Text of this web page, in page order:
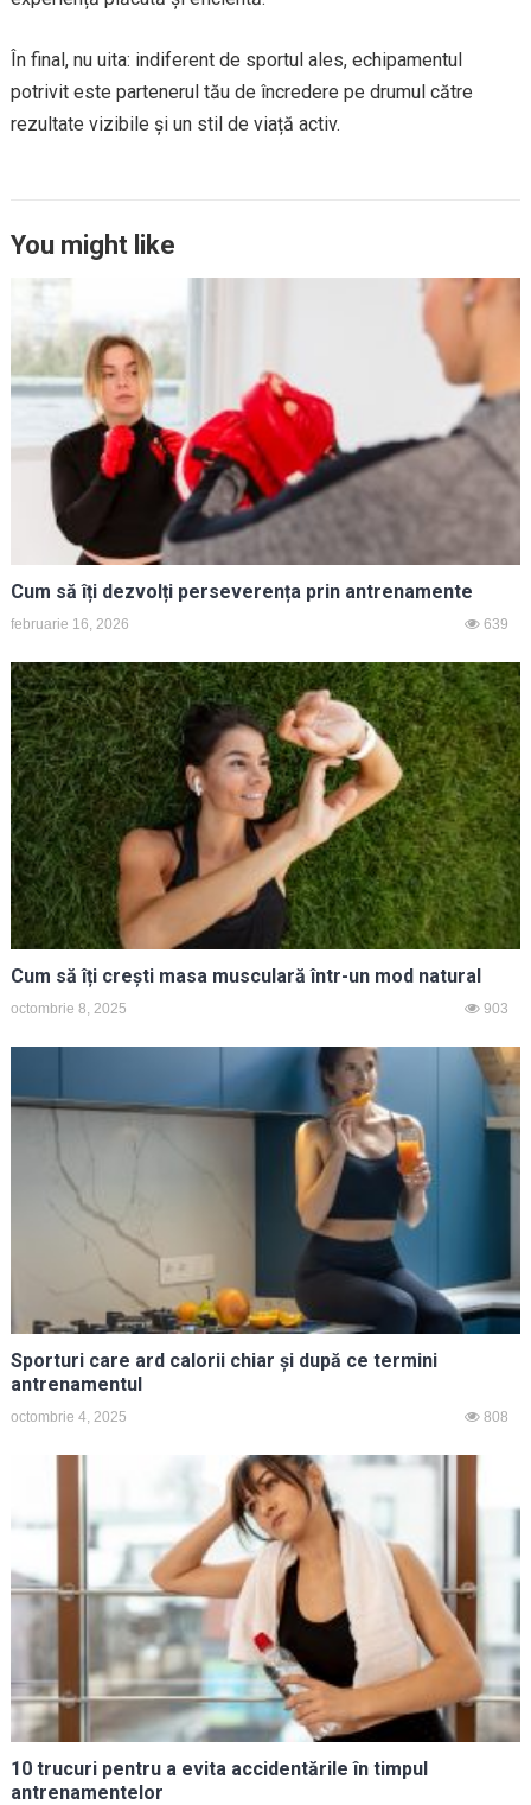
În final, nu uita: indiferent de sportul ales, echipamentul
potrivit este partenerul tău de încredere pe drumul către
rezultate vizibile și un stil de viață activ.
You might like
Cum să îți dezvolți perseverența prin antrenamente
februarie 16, 2026 639
Cum să îți crești masa musculară într-un mod natural
octombrie 8, 2025 903
Sporturi care ard calorii chiar și după ce termini
antrenamentul
octombrie 4, 2025 808
10 trucuri pentru a evita accidentările în timpul
antrenamentelor